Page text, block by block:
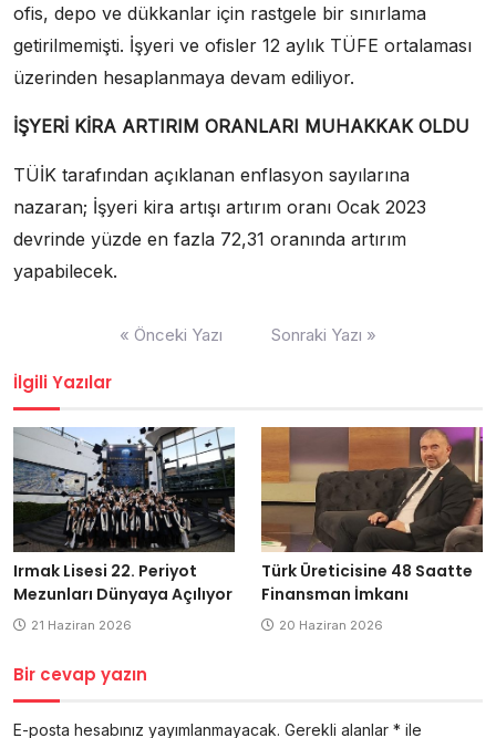
ofis, depo ve dükkanlar için rastgele bir sınırlama
getirilmemişti. İşyeri ve ofisler 12 aylık TÜFE ortalaması
üzerinden hesaplanmaya devam ediliyor.
İŞYERİ KİRA ARTIRIM ORANLARI MUHAKKAK OLDU
TÜİK tarafından açıklanan enflasyon sayılarına
nazaran; İşyeri kira artışı artırım oranı Ocak 2023
devrinde yüzde en fazla 72,31 oranında artırım
yapabilecek.
« Önceki Yazı Sonraki Yazı »
İlgili Yazılar
Irmak Lisesi 22. Periyot
Mezunları Dünyaya Açılıyor
21 Haziran 2026
Türk Üreticisine 48 Saatte
Finansman İmkanı
20 Haziran 2026
Bir cevap yazın
E-posta hesabınız yayımlanmayacak. Gerekli alanlar * ile